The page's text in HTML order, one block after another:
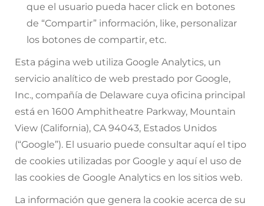
que el usuario pueda hacer click en botones
de “Compartir” información, like, personalizar
los botones de compartir, etc.
Esta página web utiliza Google Analytics, un
servicio analítico de web prestado por Google,
Inc., compañía de Delaware cuya oficina principal
está en 1600 Amphitheatre Parkway, Mountain
View (California), CA 94043, Estados Unidos
(“Google”). El usuario puede consultar aquíel tipo
de cookies utilizadas por Google y aquí el uso de
las cookies de Google Analytics en los sitios web.
La información que genera la cookie acerca de su